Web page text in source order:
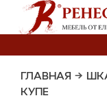
ГЛАВНАЯ →
КУПЕ